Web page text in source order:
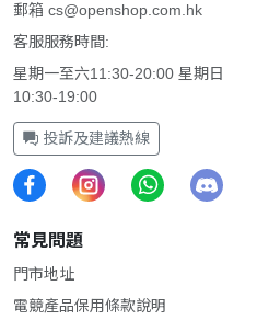
郵箱 cs@openshop.com.hk
客服服務時間:
星期一至六11:30-20:00 星期日
10:30-19:00
投訴及建議熱線
常見問題
門市地址
電競產品保用條款說明